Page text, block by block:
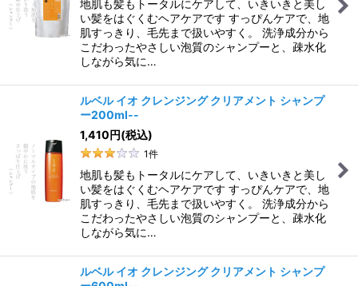
地肌も髪もトータルにケアして、いきいきと美し
い髪をはぐくむヘアケアです すっぴんケアで、地
肌すっきり、毛先まで扱いやすく。 洗浄成分から
こだわったやさしい泡質のシャンプーと、疎水化
しながら気に…
ルベル イオ クレンジング クリアメント シャンプ
ー200ml--
1,410円(税込)
1件
地肌も髪もトータルにケアして、いきいきと美し
い髪をはぐくむヘアケアです すっぴんケアで、地
肌すっきり、毛先まで扱いやすく。 洗浄成分から
こだわったやさしい泡質のシャンプーと、疎水化
しながら気に…
ルベル イオ クレンジング クリアメント シャンプ